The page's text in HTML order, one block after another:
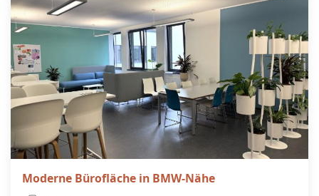
Moderne Bürofläche in BMW-Nähe